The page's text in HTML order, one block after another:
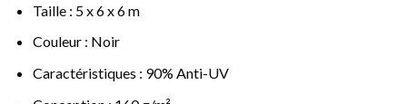
Taille : 5 x 6 x 6 m
Couleur : Noir
Caractéristiques : 90% Anti-UV